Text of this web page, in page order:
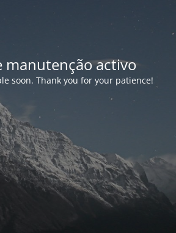
manutenção activo
soon. Thank you for your patience!